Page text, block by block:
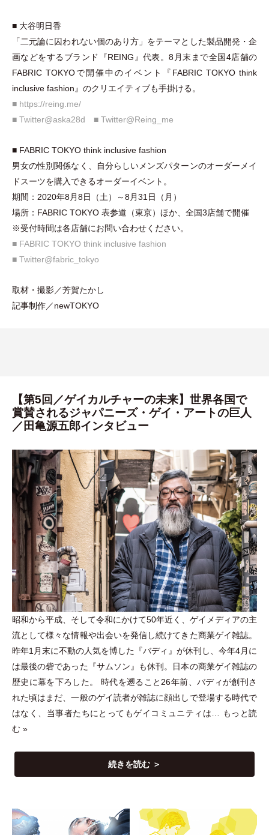
■ 大谷明日香
「 二元論に囚われない個のあり方 」 をテーマとした製品開発 ・企
画などをするブランド『REING』代表。8月末まで全国4店舗の
FABRIC TOKYOで開催中のイベント『FABRIC TOKYO think
inclusive fashion』のクリエイティブも手掛ける。
■ https://reing.me/
■ Twitter@aska28d
■ Twitter@Reing_me
■ FABRIC TOKYO think inclusive fashion
男女の性別関係なく、自分らしいメンズパターンのオーダーメイ
ドスーツを購入できるオーダーイベント。
期間：2020年8月8日
（土） ～8月31日 （ 月 ）
場所：FABRIC TOKYO 表参道 （東京） ほか、全国3店舗で開催
※受付時間は各店舗にお問い合わせください。
■ FABRIC TOKYO think inclusive fashion
■ Twitter@fabric_tokyo
取材 ・ 撮影／芳賀たかし
記事制作／newTOKYO
【第5回／ゲイカルチャーの未来】世界各国で
賞賛されるジャパニーズ・ゲイ・アートの巨人
／田亀源五郎インタビュー
昭和から平成、そして令和にかけて50年近く、ゲイメディアの主
流として様々な情報や出会いを発信し続けてきた商業ゲイ雑誌。
昨年1月末に不動の人気を博した『バディ』が休刊し、今年4月に
は最後の砦であった『サムソン』も休刊。日本の商業ゲイ雑誌の
歴史に幕を下ろした。 時代を遡ること26年前、バディが創刊さ
れた頃はまだ、一般のゲイ読者が雑誌に顔出しで登場する時代で
はなく、当事者たちにとってもゲイコミュニティは…
もっと読
む »
続きを読む ＞